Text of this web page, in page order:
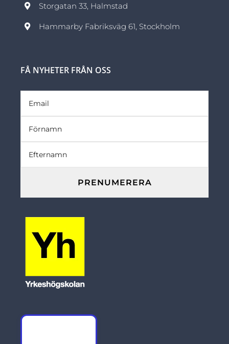
Storgatan 33, Halmstad
Hammarby Fabriksväg 61, Stockholm
FÅ NYHETER FRÅN OSS